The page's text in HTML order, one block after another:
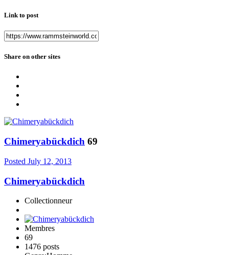
Link to post
Share on other sites
Chimeryabückdich 69
Posted July 12, 2013
Chimeryabückdich
Collectionneur
Membres
69
1476 posts